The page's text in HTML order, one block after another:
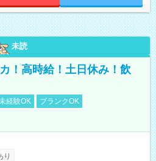
未読
！高時給！土日休み！飲
経験OK
ブランクOK
り